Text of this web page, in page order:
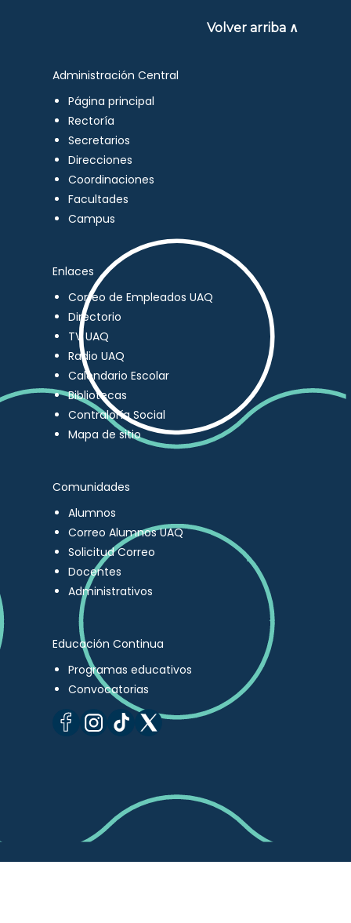
Volver arriba ∧
Administración Central
Página principal
Rectoría
Secretarios
Direcciones
Coordinaciones
Facultades
Campus
Enlaces
Correo de Empleados UAQ
Directorio
TV UAQ
Radio UAQ
Calendario Escolar
Bibliotecas
Contraloría Social
Mapa de sitio
Comunidades
Alumnos
Correo Alumnos UAQ
Solicitud Correo
Docentes
Administrativos
Educación Continua
Programas educativos
Convocatorias